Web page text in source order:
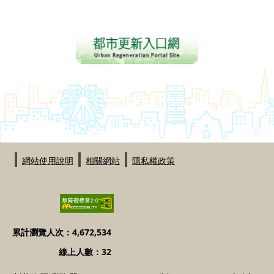
網站使用說明 相關網站 隱私權政策
線上人數：32
累計瀏覽人次：4,672,534